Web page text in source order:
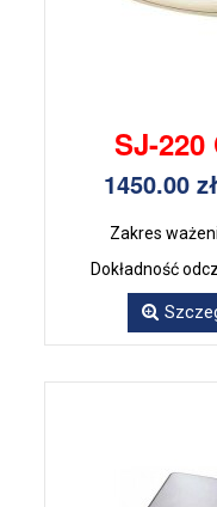
SJ-220
1450.00
Zakres
Dokładność